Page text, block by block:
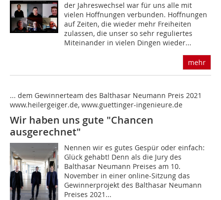
der Jahreswechsel war für uns alle mit
vielen Hoffnungen verbunden. Hoffnungen
auf Zeiten, die wieder mehr Freiheiten
zulassen, die unser so sehr reguliertes
Miteinander in vielen Dingen wieder...
mehr
... dem Gewinnerteam des Balthasar Neumann Preis 2021
www.heilergeiger.de, www.guettinger-ingenieure.de
Wir haben uns gute "Chancen
ausgerechnet"
Nennen wir es gutes Gespür oder einfach:
Glück gehabt! Denn als die Jury des
Balthasar Neumann Preises am 10.
November in einer online-Sitzung das
Gewinnerprojekt des Balthasar Neumann
Preises 2021...